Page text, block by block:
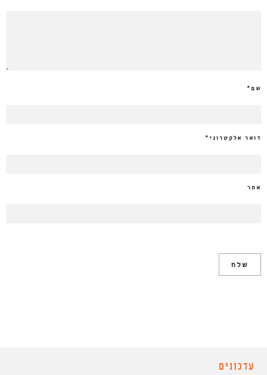
שם*
דואר אלקטרוני *
אתר
עדכונים